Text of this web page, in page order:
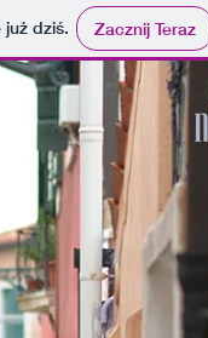
dziś. Zacznij Teraz